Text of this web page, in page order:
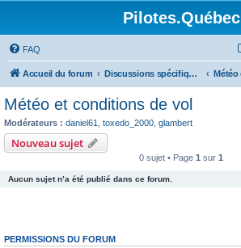
Pilotes.Québec
FAQ
Accueil du forum Discussions spécifiques et techniques
Météo et conditions de vol
Modérateurs : daniel61 toxedo_2000 glambert
Nouveau sujet
0 sujet • Page 1 sur 1
Aucun sujet n’a été publié dans ce forum.
PERMISSIONS DU FORUM